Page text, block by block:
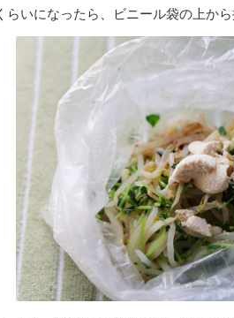
いになったら、ビニール袋の上から